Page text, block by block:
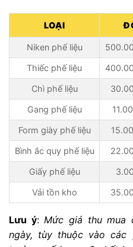
LOẠI
Niken phế liệu
Thiếc phế liệu
Chì phế liệu
Gang phế liệu
Form giày phế liệu
Bình ắc quy phế liệu
Giấy phế liệu
Vải tồn kho
Lưu ý: Mức giá thu mua
ngày, tùy thuộc vào